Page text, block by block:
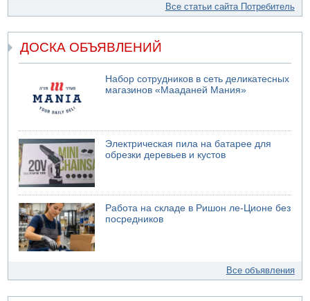
Все статьи сайта Потребитель
ДОСКА ОБЪЯВЛЕНИЙ
Набор сотрудников в сеть деликатесных
магазинов «Мааданей Мания»
Электрическая пила на батарее для
обрезки деревьев и кустов
Работа на складе в Ришон ле-Ционе без
посредников
Все объявления